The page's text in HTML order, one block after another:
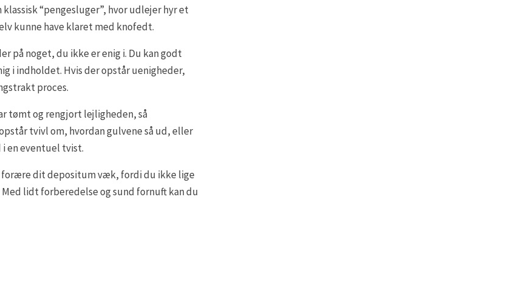
“pengesluger”, hvor udlejer hyr et
kunne have klaret med knofedt.
på noget, du ikke er enig i. Du kan godt
i indholdet. Hvis der opstår uenigheder,
proces.
tømt og rengjort lejligheden, så
tvivl om, hvordan gulvene så ud, eller
en eventuel tvist.
dit depositum væk, fordi du ikke lige
lidt forberedelse og sund fornuft kan du